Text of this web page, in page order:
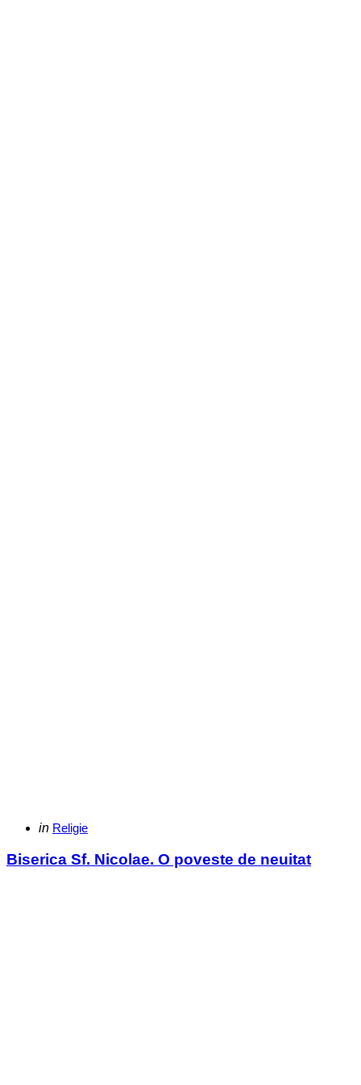
Categories
Posted
in Religie
Biserica Sf. Nicolae. O poveste de neuitat